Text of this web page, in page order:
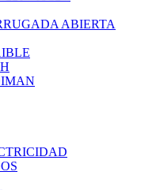
ABIERTA